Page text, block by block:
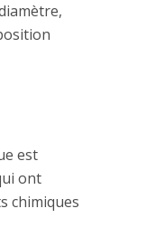
est
ont
chimiques